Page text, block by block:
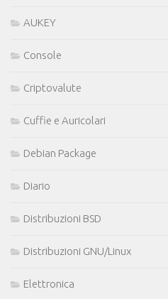
AUKEY
Console
Criptovalute
Cuffie e Auricolari
Debian Package
Diario
Distribuzioni BSD
Distribuzioni GNU/Linux
Elettronica